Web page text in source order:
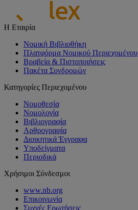
Η Εταιρία
Νομική Βιβλιοθήκη
Πλατφόρμα Νομικού Περιεχομένου
Βραβεία & Πιστοποιήσεις
Πακέτα Συνδρομών
Κατηγορίες Περιεχομένου
Νομοθεσία
Νομολογία
Βιβλιογραφία
Αρθρογραφία
Διοικητικά Έγγραφα
Υποδείγματα
Περιοδικά
Χρήσιμοι Σύνδεσμοι
www.nb.org
Επικοινωνία
Συχνές Ερωτήσεις